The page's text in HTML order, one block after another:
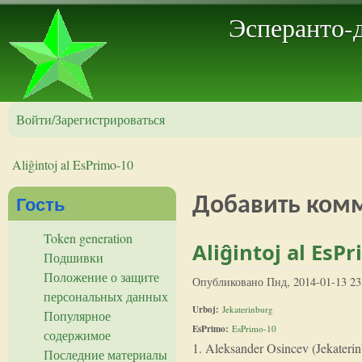
Войти/Зарегистрироваться
Вы здесь
Aliĝintoj al EsPrimo-10
Добавить
Aliĝintoj al
ОпубликованоПнд, 2014-01-13
Urboj:Jekaterinburg
EsPrimo:EsPrimo-10
1. Aleksander Osincev
Гость
Token generation
Подшивки
Положение о защите
персональных данных
Популярное
содержимое
Последние материалы